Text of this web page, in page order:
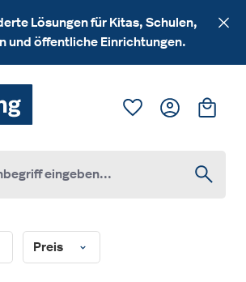
Lösungen für Kitas, Schulen,
und öffentliche Einrichtungen.
Du hast 0
Preis